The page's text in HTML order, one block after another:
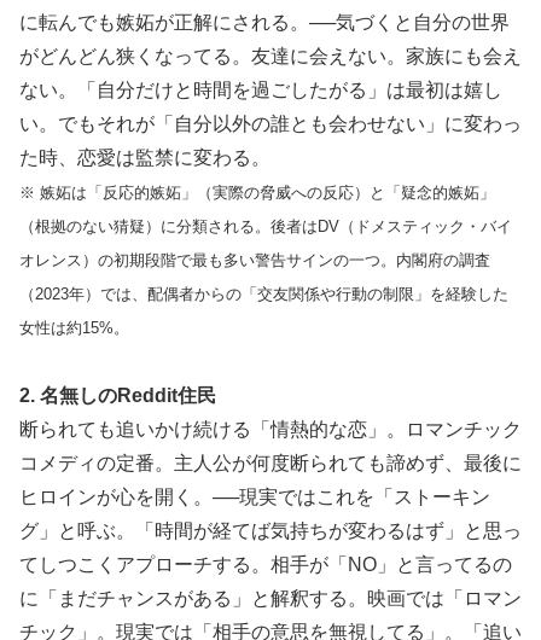
に転んでも嫉妬が正解にされる。──気づくと自分の世界
がどんどん狭くなってる。友達に会えない。家族にも会え
ない。「自分だけと時間を過ごしたがる」は最初は嬉し
い。でもそれが「自分以外の誰とも会わせない」に変わっ
た時、恋愛は監禁に変わる。
※ 嫉妬は「反応的嫉妬」（実際の脅威への反応）と「疑念的嫉妬」
（根拠のない猜疑）に分類される。後者はDV（ドメスティック・バイ
オレンス）の初期段階で最も多い警告サインの一つ。内閣府の調査
（2023年）では、配偶者からの「交友関係や行動の制限」を経験した
女性は約15%。
2. 名無しのReddit住民
断られても追いかけ続ける「情熱的な恋」。ロマンチック
コメディの定番。主人公が何度断られても諦めず、最後に
ヒロインが心を開く。──現実ではこれを「ストーキン
グ」と呼ぶ。「時間が経てば気持ちが変わるはず」と思っ
てしつこくアプローチする。相手が「NO」と言ってるの
に「まだチャンスがある」と解釈する。映画では「ロマン
チック」。現実では「相手の意思を無視してる」。「追い